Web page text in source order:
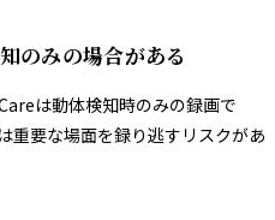
のみの場合がある
は動体検知時のみの録画で
重要な場面を録り逃すリスクがあ